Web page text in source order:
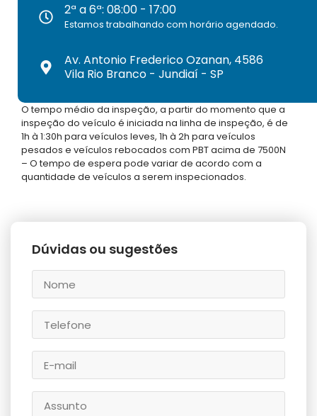
2ª a 6ª: 08:00 - 17:00
Estamos trabalhando com horário agendado.
Av. Antonio Frederico Ozanan, 4586
Vila Rio Branco - Jundiaí - SP
O tempo médio da inspeção, a partir do momento que a
inspeção do veículo é iniciada na linha de inspeção, é de
1h à 1:30h para veículos leves, 1h à 2h para veículos
pesados e veículos rebocados com PBT acima de 7500N
– O tempo de espera pode variar de acordo com a
quantidade de veículos a serem inspecionados.
Dúvidas ou sugestões